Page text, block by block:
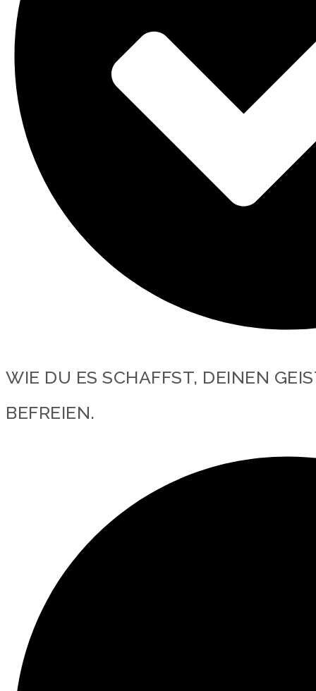
WIE DU ES SCHAFFST, DEINEN
BEFREIEN.